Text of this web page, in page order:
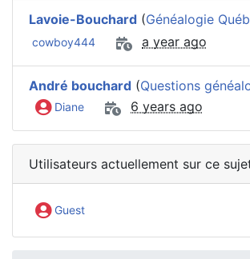
Lavoie-Bouchard (Généalogie
cowboy444 a year ago
André bouchard (Questions
Diane 6 years ago
Utilisateurs actuellement sur ce
Guest